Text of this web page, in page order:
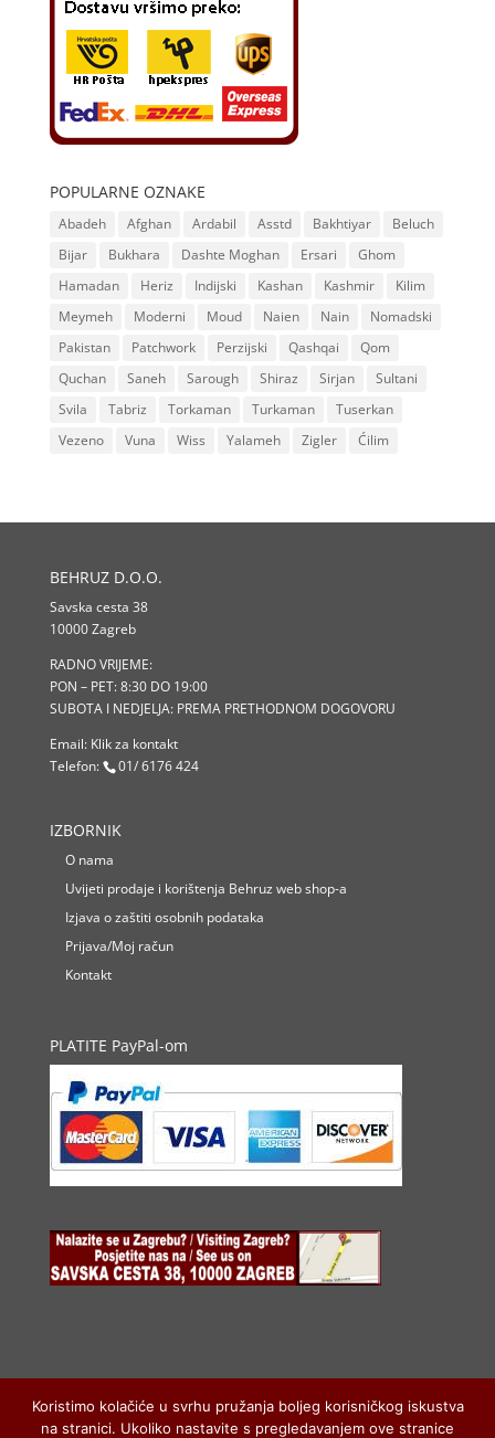
POPULARNE OZNAKE
Abadeh Afghan Ardabil Asstd Bakhtiyar
Beluch
Bijar
Bukhara Dashte Moghan Ersari
Ghom
Hamadan
Heriz Indijski Kashan Kashmir
Kilim
Meymeh
Moderni Moud Naien Nain
Nomadski
Pakistan
Patchwork Perzijski Qashqai
Qom
Quchan
Saneh Sarough Shiraz Sirjan
Sultani
Svila
Tabriz Torkaman Turkaman
Tuserkan
Vezeno
Vuna Wiss Yalameh Zigler Ćilim
BEHRUZ D.O.O.
Savska cesta 38
10000 Zagreb
RADNO VRIJEME:
PON – PET: 8:30 DO 19:00
SUBOTA I NEDJELJA: PREMA PRETHODNOM DOGOVORU
Email: Klik za kontakt
Telefon:
01/ 6176 424
IZBORNIK
O nama
Uvijeti prodaje i korištenja Behruz web shop-a
Izjava o zaštiti osobnih podataka
Prijava/Moj račun
Kontakt
PLATITE PayPal-om
Koristimo kolačiće u svrhu pružanja boljeg korisničkog iskustva
na stranici. Ukoliko nastavite s pregledavanjem ove stranice